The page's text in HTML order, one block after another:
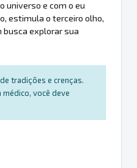
universo e com o eu
estimula o terceiro olho,
busca explorar sua
tradições e crenças.
você deve